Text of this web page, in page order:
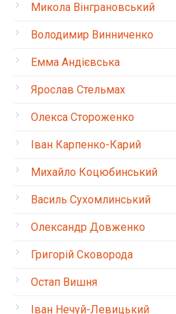
Микола Вінграновський
Володимир Винниченко
Емма Андієвська
Ярослав Стельмах
Олекса Стороженко
Іван Карпенко-Карий
Михайло Коцюбинський
Василь Сухомлинський
Олександр Довженко
Григорій Сковорода
Остап Вишня
Іван Нечуй-Левицький